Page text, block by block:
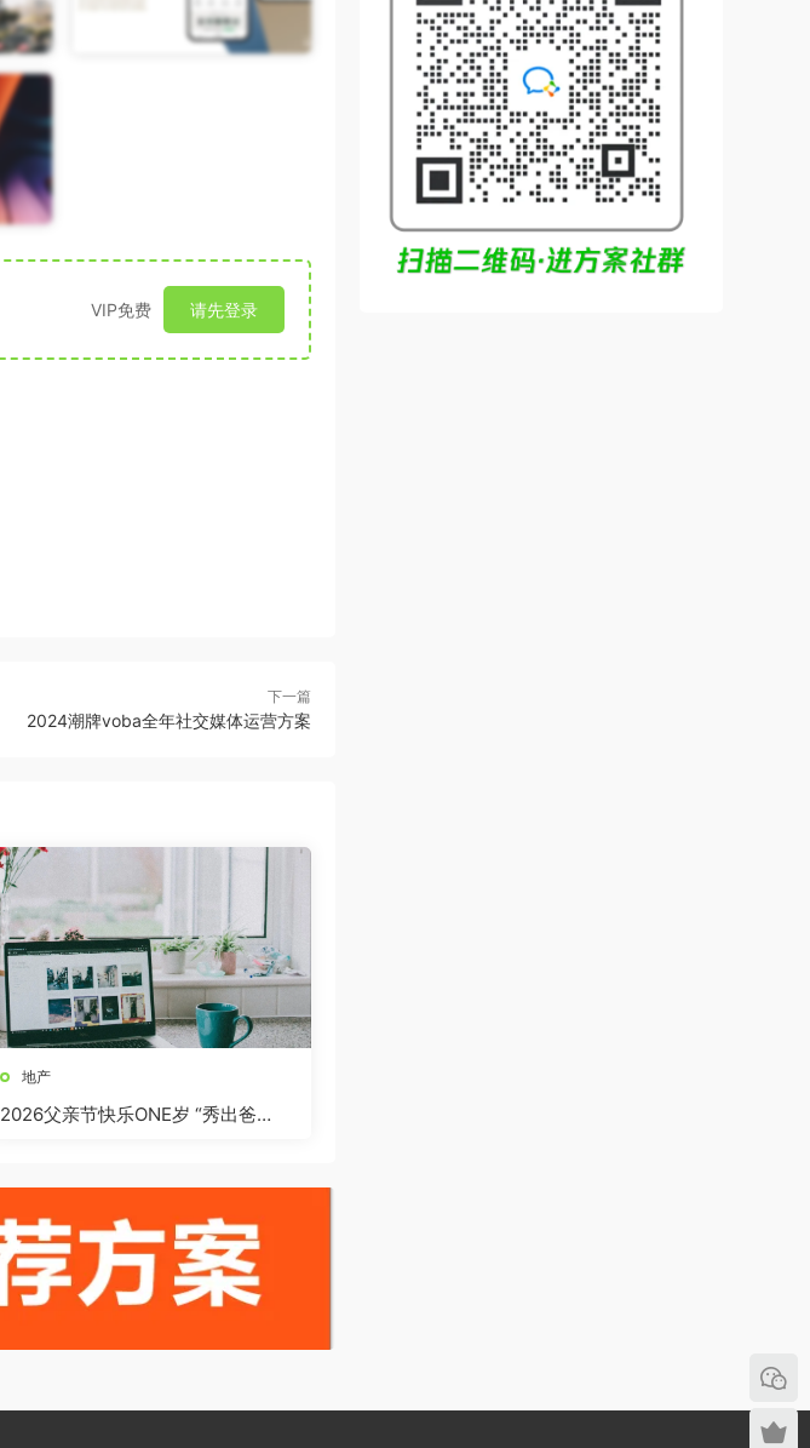
VIP免费 请先登录
下一篇
2024潮牌voba全年社交媒体运营方案
地产
2026父亲节快乐ONE岁 “秀出爸